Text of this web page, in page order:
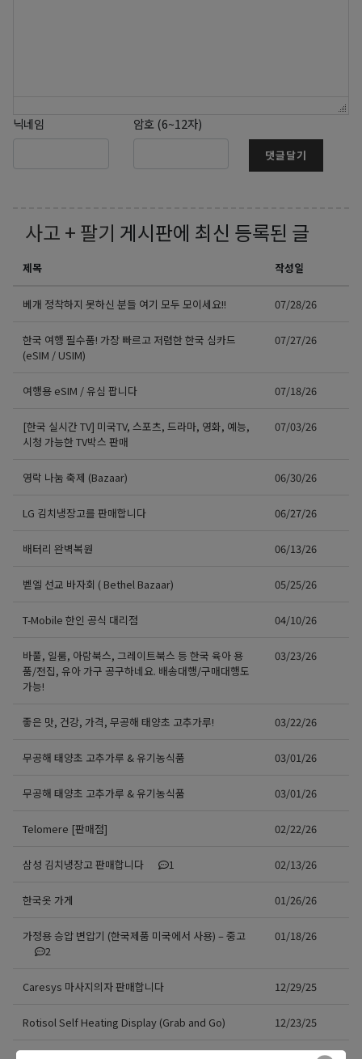
닉네임 암호 (6~12자)
댓글달기
사고 + 팔기 게시판에 최신 등록된 글
제목 작성일
베개 정착하지 못하신 분들 여기 모두 모이세요!! 07/28/26
한국 여행 필수품! 가장 빠르고 저렴한 한국 심카드
(eSIM / USIM)
07/27/26
여행용 eSIM / 유심 팝니다 07/18/26
[한국 실시간 TV] 미국TV, 스포츠, 드라마, 영화, 예능,
시청 가능한 TV박스 판매
07/03/26
영락 나눔 축제 (Bazaar) 06/30/26
LG 김치냉장고를 판매합니다 06/27/26
배터리 완벽복원 06/13/26
벧엘 선교 바자회 ( Bethel Bazaar) 05/25/26
T-Mobile 한인 공식 대리점 04/10/26
바풀, 일룸, 아람북스, 그레이트북스 등 한국 육아 용
품/전집, 유아 가구 공구하네요. 배송대행/구매대행도
가능!
03/23/26
좋은 맛, 건강, 가격, 무공해 태양초 고추가루! 03/22/26
무공해 태양초 고추가루 & 유기농식품 03/01/26
무공해 태양초 고추가루 & 유기농식품 03/01/26
Telomere [판매점] 02/22/26
삼성 김치냉장고 판매합니다 1 02/13/26
한국옷 가게 01/26/26
가정용 승압 변압기 (한국제품 미국에서 사용) – 중고
2
01/18/26
Caresys 마사지의자 판매합니다 12/29/25
Rotisol Self Heating Display (Grab and Go) 12/23/25